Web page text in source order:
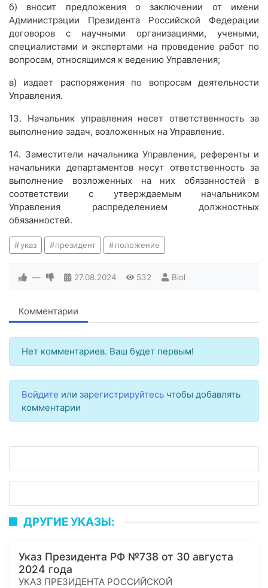
б) вносит предложения о заключении от имени
Администрации Президента Российской Федерации
договоров с научными организациями, учеными,
специалистами и экспертами на проведение работ по
вопросам, относящимся к ведению Управления;
в) издает распоряжения по вопросам деятельности
Управления.
13. Начальник управления несет ответственность за
выполнение задач, возложенных на Управление.
14. Заместители начальника Управления, референты и
начальники департаментов несут ответственность за
выполнение возложенных на них обязанностей в
соответствии с утверждаемым начальником
Управления распределением должностных
обязанностей.
указ президент положение
— 27.08.2024 532 Biol
Комментарии
Нет комментариев. Ваш будет первым!
Войдите или зарегистрируйтесь чтобы добавлять
комментарии
ДРУГИЕ УКАЗЫ:
Указ Президента РФ №738 от 30 августа
2024 года
УКАЗ ПРЕЗИДЕНТА РОССИЙСКОЙ